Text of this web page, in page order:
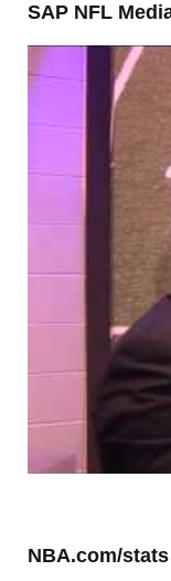
SAP NFL
NBA.com/